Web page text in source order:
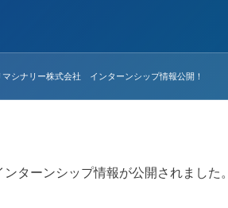
マシナリー株式会社 インターンシップ情報公開！
ターンシップ情報が公開されました。